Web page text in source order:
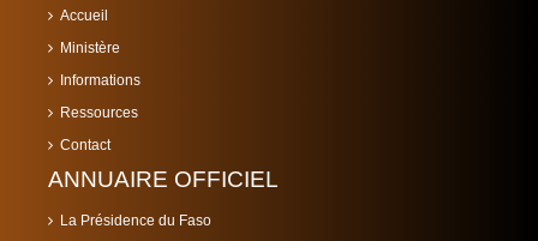
Accueil
Ministère
Informations
Ressources
Contact
ANNUAIRE OFFICIEL
La Présidence du Faso